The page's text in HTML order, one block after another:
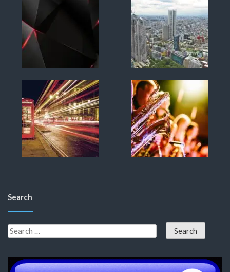
Search